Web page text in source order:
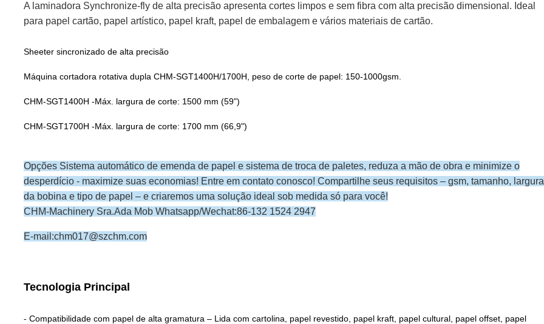
A laminadora Synchronize-fly de alta precisão apresenta cortes limpos e sem fibra com alta precisão dimensional. Ideal
para papel cartão, papel artístico, papel kraft, papel de embalagem e vários materiais de cartão.
Sheeter sincronizado de alta precisão
Máquina cortadora rotativa dupla CHM-SGT1400H/1700H, peso de corte de papel: 150-1000gsm.
CHM-SGT1400H -Máx. largura de corte: 1500 mm (59")
CHM-SGT1700H -Máx. largura de corte: 1700 mm (66,9")
Opções Sistema automático de emenda de papel e sistema de troca de paletes, reduza a mão de obra e minimize o
desperdício - maximize suas economias! Entre em contato conosco! Compartilhe seus requisitos – gsm, tamanho, largura
da bobina e tipo de papel – e criaremos uma solução ideal sob medida só para você!
CHM-Machinery Sra.Ada Mob Whatsapp/Wechat:86-132 1524 2947
E-mail:chm017@szchm.com
Tecnologia Principal
- Compatibilidade com papel de alta gramatura – Lida com cartolina, papel revestido, papel kraft, papel cultural, papel offset, papel